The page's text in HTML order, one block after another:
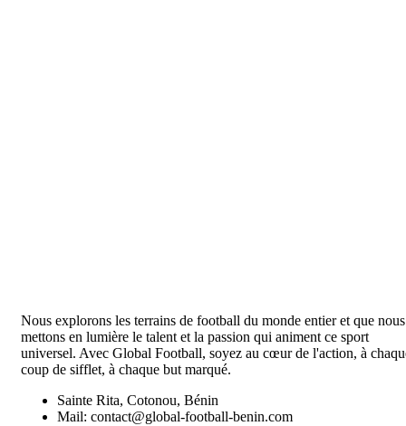
Nous explorons les terrains de football du monde entier et que nous
mettons en lumière le talent et la passion qui animent ce sport
universel. Avec Global Football, soyez au cœur de l'action, à
coup de sifflet, à chaque but marqué.
Sainte Rita, Cotonou, Bénin
Mail: contact@global-football-benin.com